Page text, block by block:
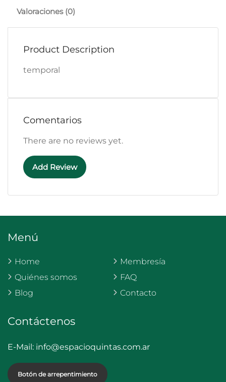
Valoraciones (0)
Product Description
temporal
Comentarios
There are no reviews yet.
Add Review
Menú
Home
Quiénes somos
Blog
Membresía
FAQ
Contacto
Contáctenos
E-Mail: info@espacioquintas.com.ar
Botón de arrepentimiento